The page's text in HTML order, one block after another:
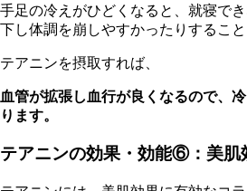
手足の冷えがひどくなると、就寝で
下し体調を崩しやすかったりすること
テアニンを摂取すれば、
血管が拡張し血行が良くなるので、
ります。
テアニンの効果・効能⑥：美肌